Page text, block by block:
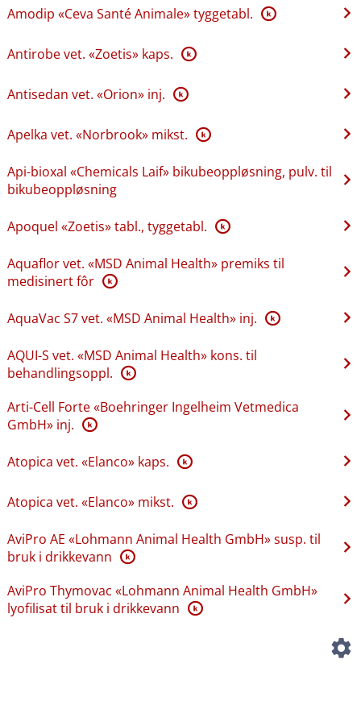
Amodip «Ceva Santé Animale» tyggetabl. K
Antirobe vet. «Zoetis» kaps. K
Antisedan vet. «Orion» inj. K
Apelka vet. «Norbrook» mikst. K
Api-bioxal «Chemicals Laif» bikubeoppløsning, pulv. til
bikubeoppløsning
Apoquel «Zoetis» tabl., tyggetabl. K
Aquaflor vet. «MSD Animal Health» premiks til
medisinert fôr K
AquaVac S7 vet. «MSD Animal Health» inj. K
AQUI-S vet. «MSD Animal Health» kons. til
behandlingsoppl. K
Arti-Cell Forte «Boehringer Ingelheim Vetmedica
GmbH» inj. K
Atopica vet. «Elanco» kaps. K
Atopica vet. «Elanco» mikst. K
AviPro AE «Lohmann Animal Health GmbH» susp. til
bruk i drikkevann K
AviPro Thymovac «Lohmann Animal Health GmbH»
lyofilisat til bruk i drikkevann K